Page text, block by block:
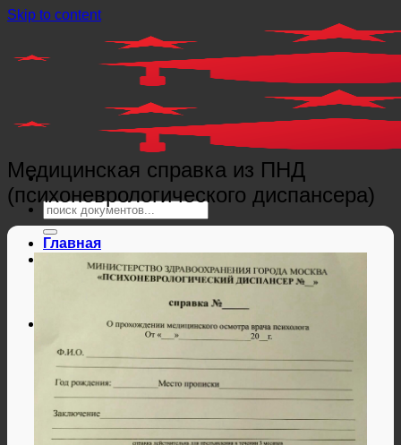
Skip to content
Главная
Справки
Мед справки
Справки ЗАГС
Дипломы и аттестаты
Дипломы РФ
Аттестаты РФ
Дипломы и аттестаты Беларуси
Дипломы и аттестаты Казахстана
Дипломы и аттестаты Украины
Дипломы по профессиям
Дипломы по городам
Медицинская справка из ПНД
(психоневрологического диспансера)